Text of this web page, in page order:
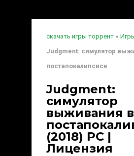
скачать игры торрент »
Judgment: симулятор
постапокалипсисе
Judgment:
симулятор
выживания в
(2018) PC |
Лицензия